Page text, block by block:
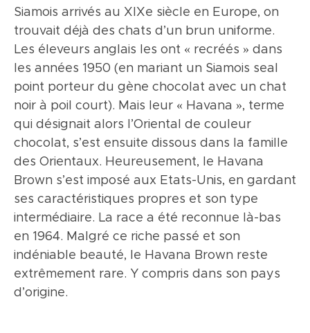
Siamois arrivés au XIXe siècle en Europe, on
trouvait déjà des chats d’un brun uniforme.
Les éleveurs anglais les ont « recréés » dans
les années 1950 (en mariant un Siamois seal
point porteur du gène chocolat avec un chat
noir à poil court). Mais leur « Havana », terme
qui désignait alors l’Oriental de couleur
chocolat, s’est ensuite dissous dans la famille
des Orientaux. Heureusement, le Havana
Brown s’est imposé aux Etats-Unis, en gardant
ses caractéristiques propres et son type
intermédiaire. La race a été reconnue là-bas
en 1964. Malgré ce riche passé et son
indéniable beauté, le Havana Brown reste
extrêmement rare. Y compris dans son pays
d’origine.
sont grands mais pas globuleux. La seule
couleur autorisée est le vert dans toutes les
nuances. Grandes et arrondies à leur
extrémité, les oreilles sont bien espacées l’une
de l’autre et légèrement dirigées vers l’avant.
De format semi-foreign, le corps rectangulaire
est bien musclé. Longues pour la taille du
chat, les pattes sont élégantes mais avec une
ossature robuste. La fourrure est courte,
douce et soyeuse. Le Havana existe en deux
variétés : brun acajou ou, plus rare, lilas. La
couleur doit être la plus profonde possible,
sans poils blancs ni marques tabby.
situations. Même la nuit, il n’entend pas dormir
seul et se faufile sous les couvertures !
Véritable « pot-de-colle », il a tendance à se
montrer un peu exclusif avec son maître.